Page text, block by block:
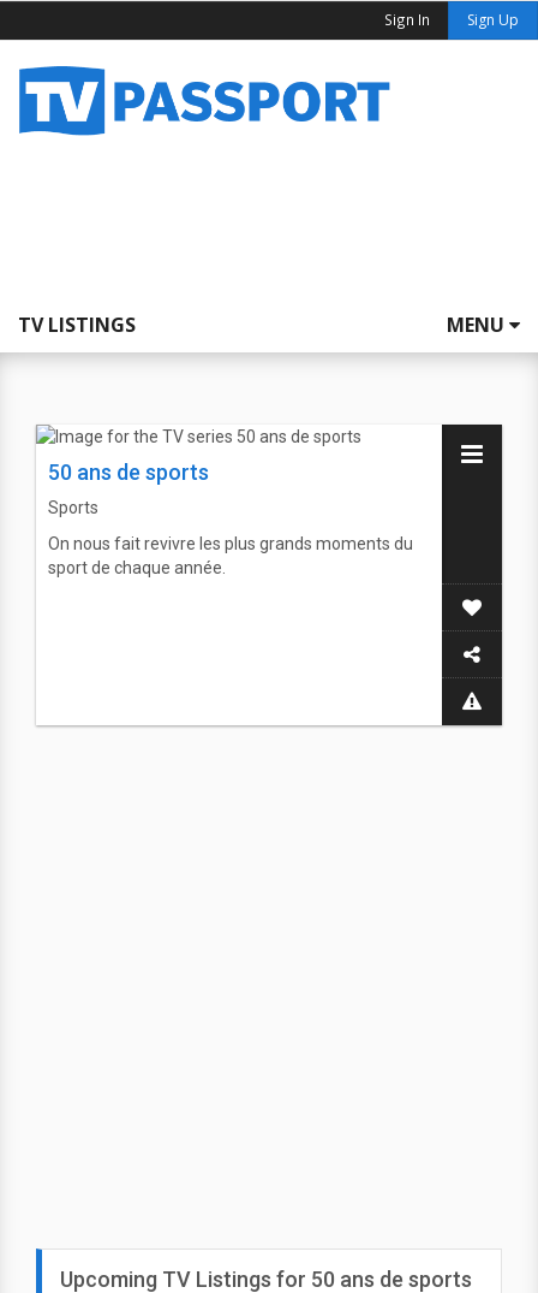
Sign In Sign Up
TV LISTINGS MENU
50 ans de sports
Sports
On nous fait revivre les plus grands moments du
sport de chaque année.
Upcoming TV Listings for 50 ans de sports